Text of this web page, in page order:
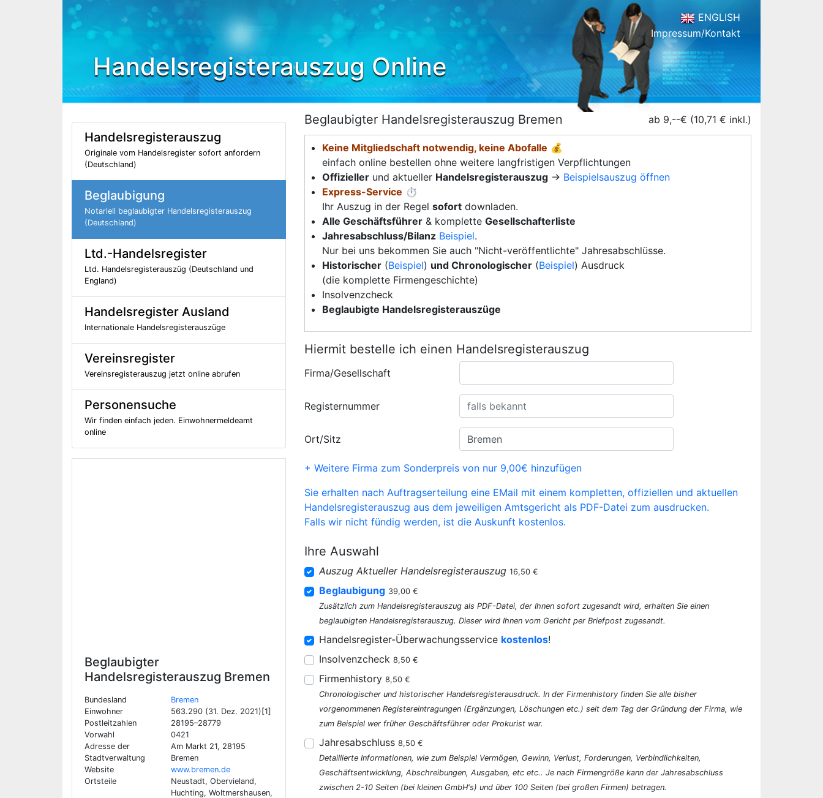
Handelsregisterauszug Online
ENGLISH
Impressum/Kontakt
Handelsregisterauszug
Originale vom Handelsregister sofort anfordern
(Deutschland)
Beglaubigung
Notariell beglaubigter Handelsregisterauszug
(Deutschland)
Ltd.-Handelsregister
Ltd. Handelsregisterauszüg (Deutschland und
England)
Handelsregister Ausland
Internationale Handelsregisterauszüge
Vereinsregister
Vereinsregisterauszug jetzt online abrufen
Personensuche
Wir finden einfach jeden. Einwohnermeldeamt
online
Beglaubigter
Handelsregisterauszug Bremen
Bundesland
Bremen
Einwohner
563.290 (31. Dez. 2021)[1]
Postleitzahlen
28195–28779
Vorwahl
0421
Adresse der
Stadtverwaltung
Am Markt 21, 28195
Bremen
Website
www.bremen.de
Ortsteile
Neustadt, Obervieland,
Huchting, Woltmershausen,
Beglaubigter Handelsregisterauszug Bremen ab 9,--€ (10,71 € inkl.)
Keine Mitgliedschaft notwendig, keine Abofalle 💰
einfach online bestellen ohne weitere langfristigen Verpflichtungen
Offizieller und aktueller Handelsregisterauszug → Beispielsauszug öffnen
Express-Service ⏱️
Ihr Auszug in der Regel sofort downladen.
Alle Geschäftsführer & komplette Gesellschafterliste
Jahresabschluss/Bilanz Beispiel.
Nur bei uns bekommen Sie auch "Nicht-veröffentlichte" Jahresabschlüsse.
Historischer (Beispiel) und Chronologischer (Beispiel) Ausdruck
(die komplette Firmengeschichte)
Insolvenzcheck
Beglaubigte Handelsregisterauszüge
Hiermit bestelle ich einen Handelsregisterauszug
Firma/Gesellschaft
Registernummer
Ort/Sitz
+ Weitere Firma zum Sonderpreis von nur 9,00€ hinzufügen
Sie erhalten nach Auftragserteilung eine EMail mit einem kompletten, offiziellen und aktuellen
Handelsregisterauszug aus dem jeweiligen Amtsgericht als PDF-Datei zum ausdrucken.
Falls wir nicht fündig werden, ist die Auskunft kostenlos.
Ihre Auswahl
Auszug Aktueller Handelsregisterauszug 16,50 €
Beglaubigung 39,00 €
Zusätzlich zum Handelsregisterauszug als PDF-Datei, der Ihnen sofort zugesandt wird, erhalten Sie einen
beglaubigten Handelsregisterauszug. Dieser wird Ihnen vom Gericht per Briefpost zugesandt.
Handelsregister-Überwachungsservice kostenlos!
Insolvenzcheck 8,50 €
Firmenhistory 8,50 €
Chronologischer und historischer Handelsregisterausdruck. In der Firmenhistory finden Sie alle bisher
vorgenommenen Registereintragungen (Ergänzungen, Löschungen etc.) seit dem Tag der Gründung der Firma, wie
zum Beispiel wer früher Geschäftsführer oder Prokurist war.
Jahresabschluss 8,50 €
Detaillierte Informationen, wie zum Beispiel Vermögen, Gewinn, Verlust, Forderungen, Verbindlichkeiten,
Geschäftsentwicklung, Abschreibungen, Ausgaben, etc etc.. Je nach Firmengröße kann der Jahresabschluss
zwischen 2-10 Seiten (bei kleinen GmbH's) und über 100 Seiten (bei großen Firmen) betragen.